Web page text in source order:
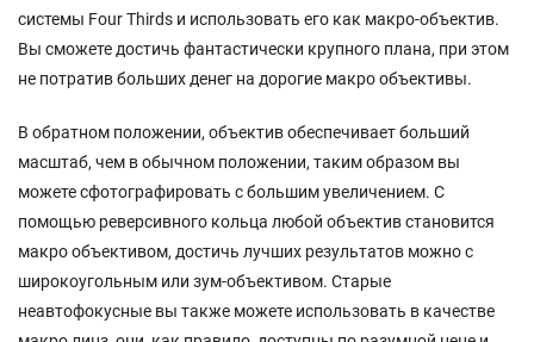
системы Four Thirds и использовать его как макро-объектив.
Вы сможете достичь фантастически крупного плана, при этом
не потратив больших денег на дорогие макро объективы.
В обратном положении, объектив обеспечивает больший
масштаб, чем в обычном положении, таким образом вы
можете сфотографировать с большим увеличением. С
помощью реверсивного кольца любой объектив становится
макро объективом, достичь лучших результатов можно с
широкоугольным или зум-объективом. Старые
неавтофокусные вы также можете использовать в качестве